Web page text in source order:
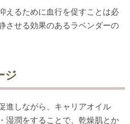
えるために血行を促すことは必
させる効果のあるラベンダーの
ジ
進しながら、キャリアオイル
湿潤をすることで、乾燥肌とか